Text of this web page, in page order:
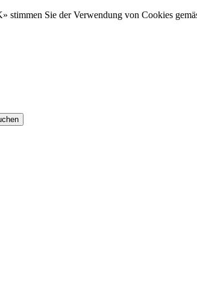
stimmen Sie der Verwendung von Cookies